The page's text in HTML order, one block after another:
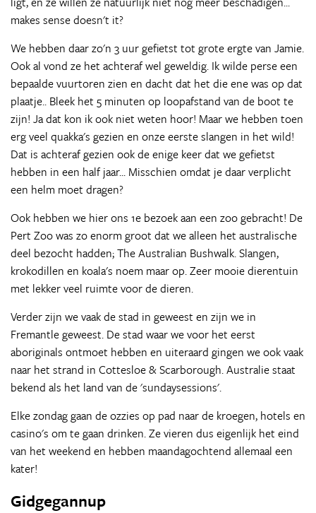
makes sense doesn't it?
We hebben daar zo'n 3 uur gefietst tot grote ergte van Jamie.
Ook al vond ze het achteraf wel geweldig. Ik wilde perse een
bepaalde vuurtoren zien en dacht dat het die ene was op dat
plaatje.. Bleek het 5 minuten op loopafstand van de boot te
zijn! Ja dat kon ik ook niet weten hoor! Maar we hebben toen
erg veel quakka's gezien en onze eerste slangen in het wild!
Dat is achteraf gezien ook de enige keer dat we gefietst
hebben in een half jaar... Misschien omdat je daar verplicht
een helm moet dragen?
Ook hebben we hier ons 1e bezoek aan een zoo gebracht! De
Pert Zoo was zo enorm groot dat we alleen het australische
deel bezocht hadden; The Australian Bushwalk. Slangen,
krokodillen en koala's noem maar op. Zeer mooie dierentuin
met lekker veel ruimte voor de dieren.
Verder zijn we vaak de stad in geweest en zijn we in
Fremantle geweest. De stad waar we voor het eerst
aboriginals ontmoet hebben en uiteraard gingen we ook vaak
naar het strand in Cottesloe & Scarborough. Australie staat
bekend als het land van de 'sundaysessions'.
Elke zondag gaan de ozzies op pad naar de kroegen, hotels en
casino's om te gaan drinken. Ze vieren dus eigenlijk het eind
van het weekend en hebben maandagochtend allemaal een
kater!
Gidgegannup